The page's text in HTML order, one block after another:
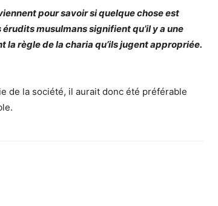
pour savoir si quelque chose est
musulmans signifient qu’il y a une
règle de la charia qu’ils jugent appropriée.
de la société, il aurait donc été préférable